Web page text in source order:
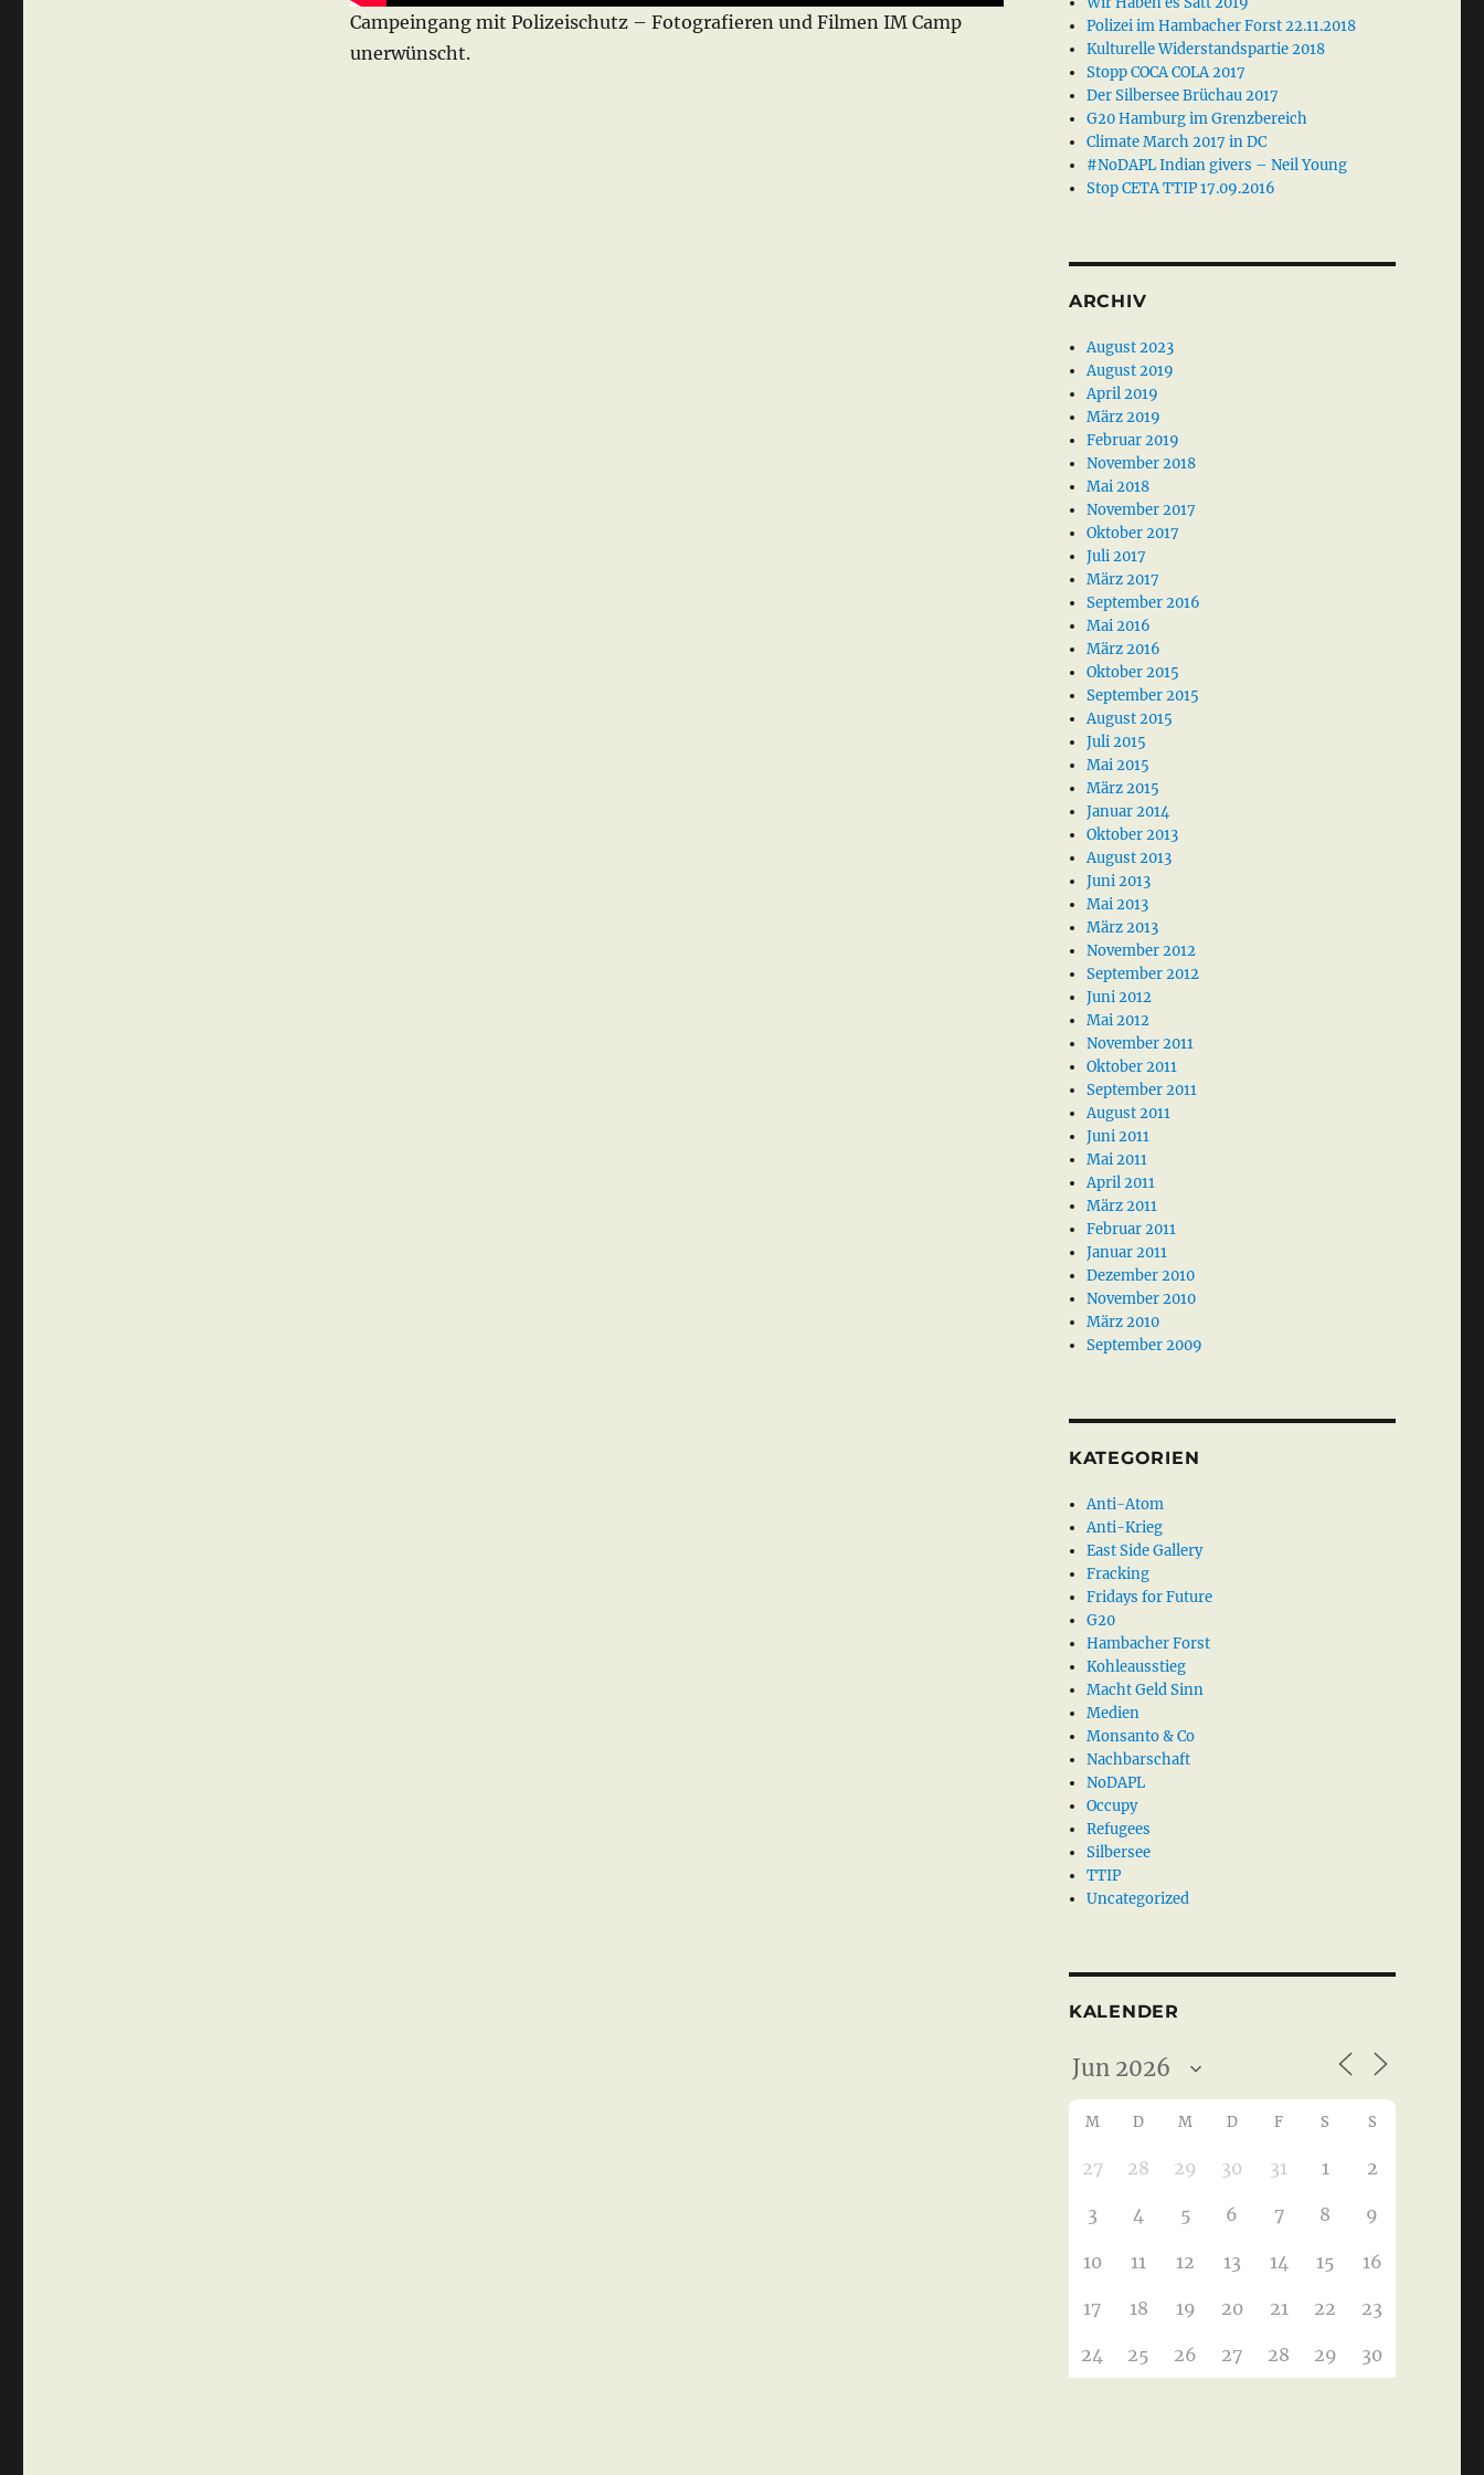
Campeingang mit Polizeischutz – Fotografieren und Filmen IM Camp
unerwünscht.
Polizei im Hambacher Forst 22.11.2018
Kulturelle Widerstandspartie 2018
Stopp COCA COLA 2017
Der Silbersee Brüchau 2017
G20 Hamburg im Grenzbereich
Climate March 2017 in DC
#NoDAPL Indian givers – Neil Young
Stop CETA TTIP 17.09.2016
ARCHIV
August 2023
August 2019
April 2019
März 2019
Februar 2019
November 2018
Mai 2018
November 2017
Oktober 2017
Juli 2017
März 2017
September 2016
Mai 2016
März 2016
Oktober 2015
September 2015
August 2015
Juli 2015
Mai 2015
März 2015
Januar 2014
Oktober 2013
August 2013
Juni 2013
Mai 2013
März 2013
November 2012
September 2012
Juni 2012
Mai 2012
November 2011
Oktober 2011
September 2011
August 2011
Juni 2011
Mai 2011
April 2011
März 2011
Februar 2011
Januar 2011
Dezember 2010
November 2010
März 2010
September 2009
KATEGORIEN
Anti-Atom
Anti-Krieg
East Side Gallery
Fracking
Fridays for Future
G20
Hambacher Forst
Kohleausstieg
Macht Geld Sinn
Medien
Monsanto & Co
Nachbarschaft
NoDAPL
Occupy
Refugees
Silbersee
TTIP
Uncategorized
KALENDER
M D M D F S S
27 28 29 30 31 1 2
3 4 5 6 7 8 9
10 11 12 13 14 15 16
17 18 19 20 21 22 23
24 25 26 27 28 29 30